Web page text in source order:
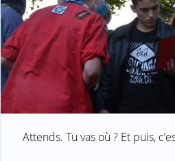
Attends. Tu vas où ? Et puis,